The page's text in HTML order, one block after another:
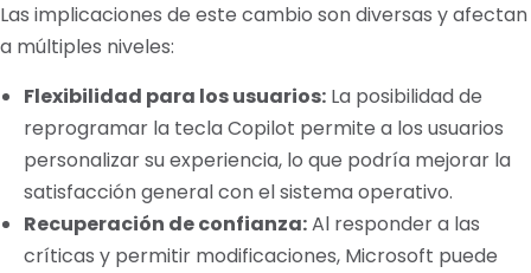
Las implicaciones de este cambio son diversas y afectan
a múltiples niveles:
Flexibilidad para los usuarios: La posibilidad de
reprogramar la tecla Copilot permite a los usuarios
personalizar su experiencia, lo que podría mejorar la
satisfacción general con el sistema operativo.
Recuperación de confianza:Al responder a las
críticas y permitir modificaciones, Microsoft puede